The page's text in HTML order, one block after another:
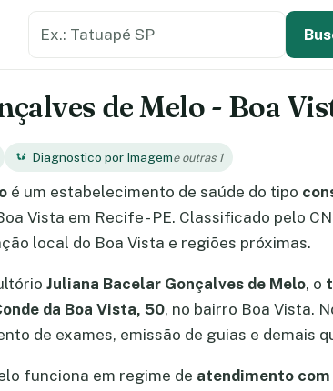
de Melo - Boa
Diagnostico por Imageme outras 1
é um estabelecimento de saúde do tipo
Vista em Recife - PE. Classificado pelo
local do Boa Vista e regiões próximas.
Juliana Bacelar Gonçalves de Melo, o
da Boa Vista, 50, no bairro Boa Vista.
de exames, emissão de guias e demais
funciona em regime de atendimento